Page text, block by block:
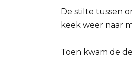
De stilte tussen
keek weer naar
Toen kwam de